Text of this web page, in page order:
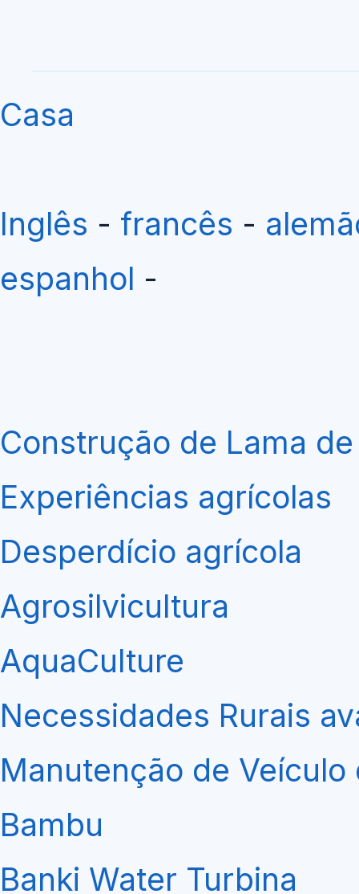
Casa
Inglês - francês -
espanhol -
Construção de Lama
Experiências agrícolas
Desperdício agrícola
Agrosilvicultura
AquaCulture
Necessidades Rurais
Manutenção de Veículo
Bambu
Banki Water Turbina